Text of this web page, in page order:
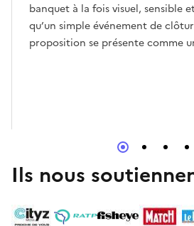
banquet à la fois visuel, sensible
qu’un simple événement de
proposition se présente comme
certaine manière, participer.
images remplacent les mets et où
les productions photographiques
occupent une place centrale. Ces
Ils nous